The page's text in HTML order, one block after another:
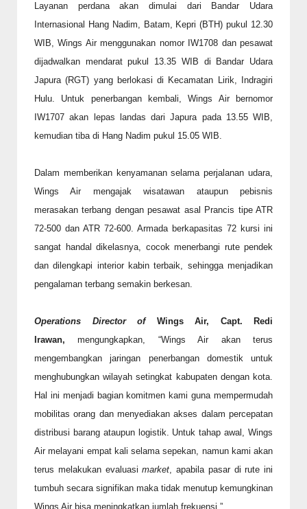
Layanan perdana akan dimulai dari Bandar Udara
Internasional Hang Nadim, Batam, Kepri (BTH) pukul 12.30
WIB, Wings Air menggunakan nomor IW1708 dan pesawat
dijadwalkan mendarat pukul 13.35 WIB di Bandar Udara
Japura (RGT) yang berlokasi di Kecamatan Lirik, Indragiri
Hulu. Untuk penerbangan kembali, Wings Air bernomor
IW1707 akan lepas landas dari Japura pada 13.55 WIB,
kemudian tiba di Hang Nadim pukul 15.05 WIB.
Dalam memberikan kenyamanan selama perjalanan udara,
Wings Air mengajak wisatawan ataupun pebisnis
merasakan terbang dengan pesawat asal Prancis tipe ATR
72-500 dan ATR 72-600. Armada berkapasitas 72 kursi ini
sangat handal dikelasnya, cocok menerbangi rute pendek
dan dilengkapi interior kabin terbaik, sehingga menjadikan
pengalaman terbang semakin berkesan.
Operations Director of Wings Air, Capt. Redi
Irawan,mengungkapkan, “Wings Air akan terus
mengembangkan jaringan penerbangan domestik untuk
menghubungkan wilayah setingkat kabupaten dengan kota.
Hal ini menjadi bagian komitmen kami guna mempermudah
mobilitas orang dan menyediakan akses dalam percepatan
distribusi barang ataupun logistik. Untuk tahap awal, Wings
Air melayani empat kali selama sepekan, namun kami akan
terus melakukan evaluasimarket, apabila pasar di rute ini
tumbuh secara signifikan maka tidak menutup kemungkinan
Wings Air bisa meningkatkan jumlah frekuensi.”